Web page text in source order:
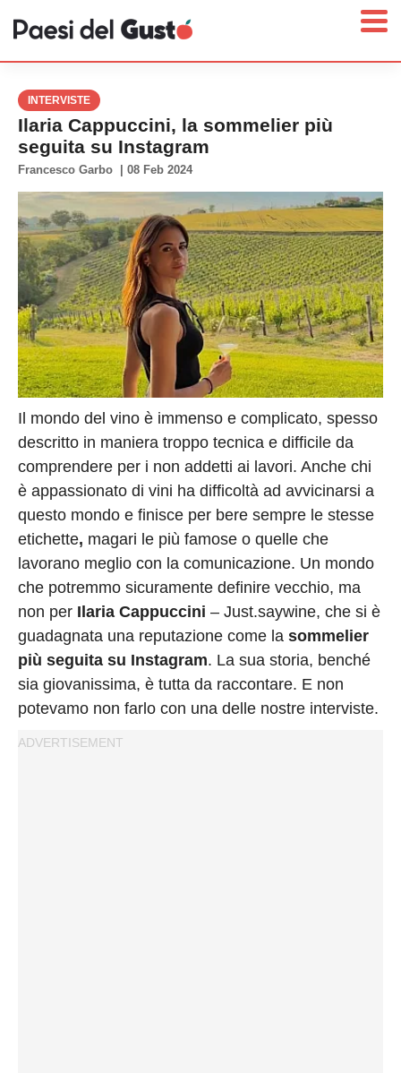
Home
News
Interviste
Territori
Prodotti
Answer
Newsletter
Privacy
Cookies
Policy
Cambia
Impostazioni
Privacy
Policy
INTERVISTE
Ilaria Cappuccini, la sommelier più
seguita su Instagram
Francesco Garbo 08 Feb 2024
Il mondo del vino è immenso e complicato, spesso
descritto in maniera troppo tecnica e difficile da
comprendere per i non addetti ai lavori. Anche chi
è appassionato di vini ha difficoltà ad avvicinarsi a
questo mondo e finisce per bere sempre le stesse
etichette, magari le più famose o quelle che
lavorano meglio con la comunicazione. Un mondo
che potremmo sicuramente definire vecchio, ma
non per Ilaria Cappuccini – Just.saywine, che si è
guadagnata una reputazione come la sommelier
più seguita su Instagram. La sua storia, benché
sia giovanissima, è tutta da raccontare. E non
potevamo non farlo con una delle nostre interviste.